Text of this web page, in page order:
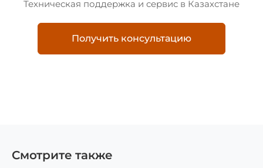
Техническая поддержка и сервис в Казахстане
Получить консультацию
Смотрите также